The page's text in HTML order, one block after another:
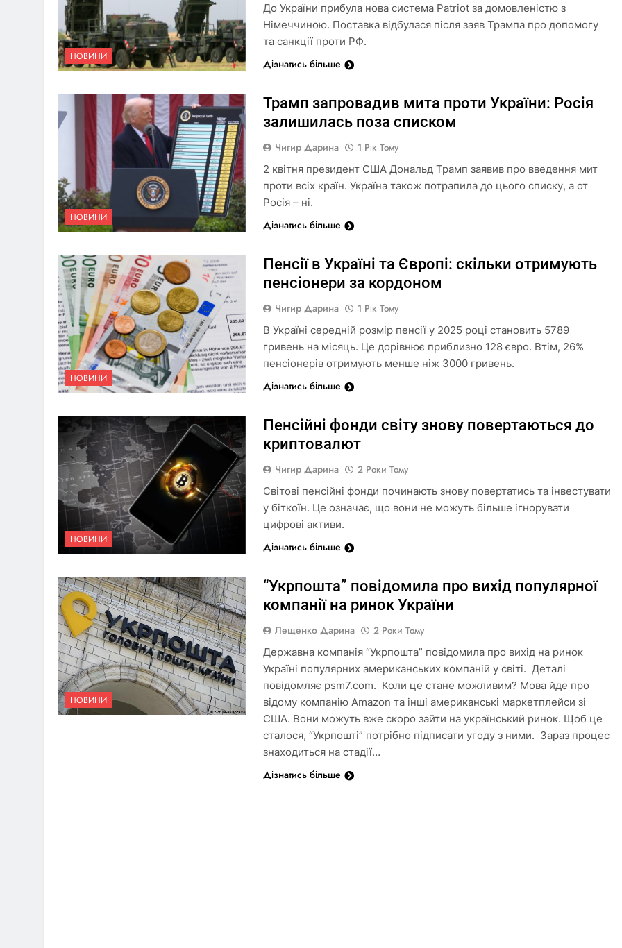
НОВИНИ
До України прибула нова система Patriot за домовленістю з
Німеччиною. Поставка відбулася після заяв Трампа про допомогу
та санкції проти РФ.
Дізнатись більше
НОВИНИ
Трамп запровадив мита проти України: Росія
залишилась поза списком
Чигир Дарина
1 Рік Тому
2 квітня президент США Дональд Трамп заявив про введення мит
проти всіх країн. Україна також потрапила до цього списку, а от
Росія – ні.
Дізнатись більше
НОВИНИ
Пенсії в Україні та Європі: скільки отримують
пенсіонери за кордоном
Чигир Дарина
1 Рік Тому
В Україні середній розмір пенсії у 2025 році становить 5789
гривень на місяць. Це дорівнює приблизно 128 євро. Втім, 26%
пенсіонерів отримують менше ніж 3000 гривень.
Дізнатись більше
НОВИНИ
Пенсійні фонди світу знову повертаються до
криптовалют
Чигир Дарина
2 Роки Тому
Світові пенсійні фонди починають знову повертатись та інвестувати
у біткоїн. Це означає, що вони не можуть більше ігнорувати
цифрові активи.
Дізнатись більше
НОВИНИ
“Укрпошта” повідомила про вихід популярної
компанії на ринок України
Лещенко Дарина
2 Роки Тому
Державна компанія “Укрпошта” повідомила про вихід на ринок
Україні популярних американських компаній у світі. Деталі
повідомляє psm7.com. Коли це стане можливим? Мова йде про
відому компанію Amazon та інші американські маркетплейси зі
США. Вони можуть вже скоро зайти на український ринок. Щоб це
сталося, “Укрпошті” потрібно підписати угоду з ними. Зараз процес
знаходиться на стадії…
Дізнатись більше